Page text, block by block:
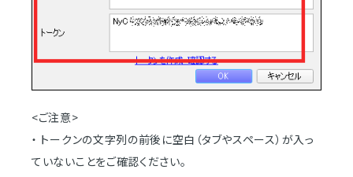
<ご注意>
・ トークンの文字列の前後に空白（タブやスペース）が入っ
ていないことをご確認ください。